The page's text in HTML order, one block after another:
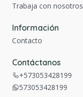
Trabaja con nosotros
Información
Contacto
Contáctanos
+573053428199
573053428199